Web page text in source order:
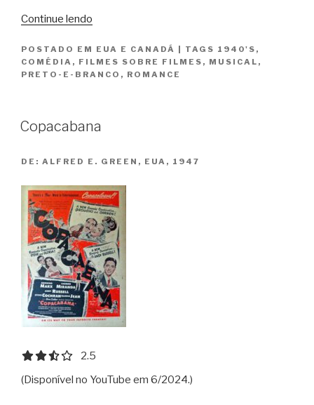
Continue lendo
Amor
/
POSTADO EM EUA E CANADÁ TAGS 1940'S ,
COMÉDIA , FILMES SOBRE FILMES , MUSICAL ,
PRETO-E-BRANCO , ROMANCE
Copacabana
DE: ALFRED E. GREEN, EUA, 1947
2.5 out of 5.0 stars
2.5
(Disponível no YouTube em 6/2024.)